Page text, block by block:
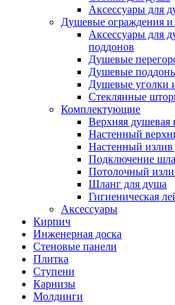
Аксессуары для
Душевые ограждения
Аксессуары для
поддонов
Душевые
Душевые
Душевые уголки
Стеклянные
Комплектующие
Верхняя душевая
Настенный
Настенный
Подключение
Потолочный
Шланг для душа
Гигиеническая
Аксессуары
Кирпич
Инженерная доска
Стеновые панели
Плитка
Ступени
Карнизы
Молдинги